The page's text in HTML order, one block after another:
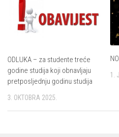
ODLUKA – za studente treće
godine studija koji obnavljaju
pretposljednju godinu studija
3. OKTOBRA 2025.
1.